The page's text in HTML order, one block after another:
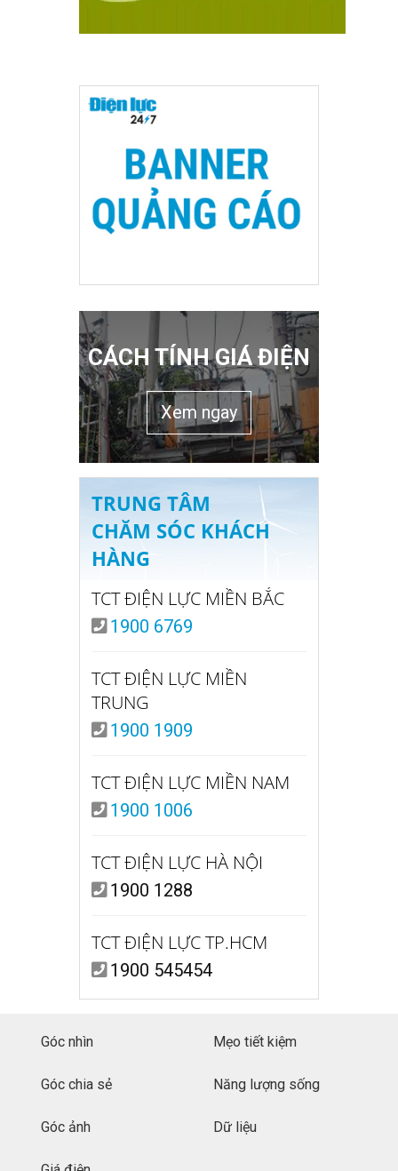
CÁCH TÍNH GIÁ ĐIỆN
Xem ngay
TRUNG TÂM
CHĂM SÓC KHÁCH
HÀNG
TCT ĐIỆN LỰC MIỀN BẮC
1900 6769
TCT ĐIỆN LỰC MIỀN
TRUNG
1900 1909
TCT ĐIỆN LỰC MIỀN NAM
1900 1006
TCT ĐIỆN LỰC HÀ NỘI
1900 1288
TCT ĐIỆN LỰC TP.HCM
1900 545454
Góc nhìn Mẹo tiết kiệm
Góc chia sẻ Năng lượng sống
Góc ảnh Dữ liệu